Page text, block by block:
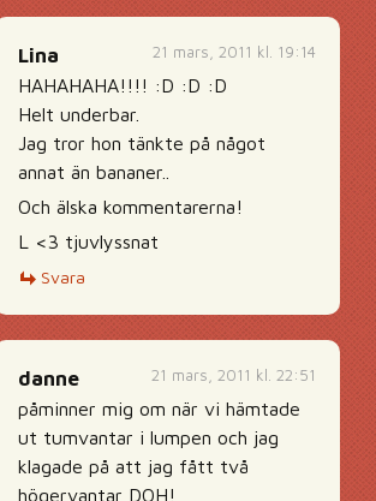
21 mars, 2011 kl. 19:14
Lina
HAHAHAHA!!!! :D :D :D
Helt underbar.
Jag tror hon tänkte på något
annat än bananer..
Och älska kommentarerna!
L <3 tjuvlyssnat
Svara
21 mars, 2011 kl. 22:51
danne
påminner mig om när vi hämtade
ut tumvantar i lumpen och jag
klagade på att jag fått två
högervantar DOH!